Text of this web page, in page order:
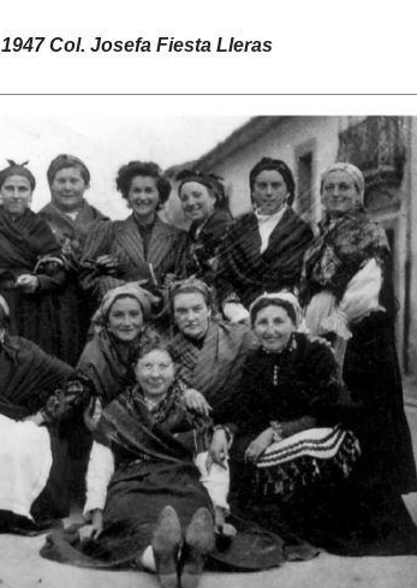
1947 Col. Josefa Fiesta Lleras